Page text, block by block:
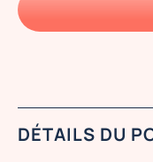
DÉTAILS DU